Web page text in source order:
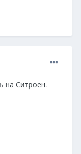
на Ситроен.